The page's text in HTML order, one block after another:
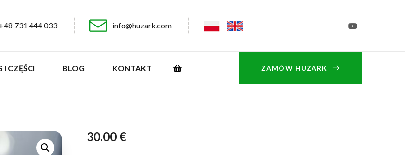
731 444 033 info@huzark.com
I CZĘŚCI BLOG KONTAKT ZAMÓW HUZARK
30.00 €